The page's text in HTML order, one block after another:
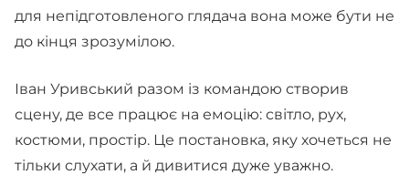
для непідготовленого глядача вона може бути не
до кінця зрозумілою.
Іван Уривський разом із командою створив
сцену, де все працює на емоцію: світло, рух,
костюми, простір. Це постановка, яку хочеться не
тільки слухати, а й дивитися дуже уважно.